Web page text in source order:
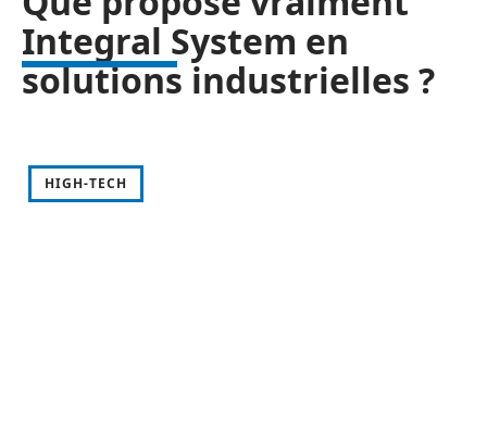
Integral System en
solutions industrielles ?
HIGH-TECH